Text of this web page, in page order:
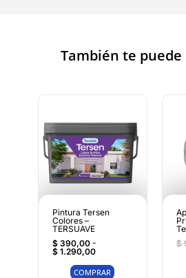
También te
Pintura Tersen
Colores –
TERSUAVE
$390,00 -
$1.290,00
COMPRAR
$